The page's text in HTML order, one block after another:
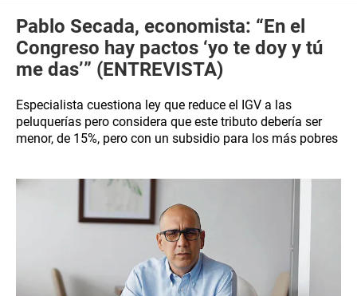
Pablo Secada, economista: “En el
Congreso hay pactos ‘yo te doy y tú
me das’” (ENTREVISTA)
Especialista cuestiona ley que reduce el IGV a las
peluquerías pero considera que este tributo debería ser
menor, de 15%, pero con un subsidio para los más pobres